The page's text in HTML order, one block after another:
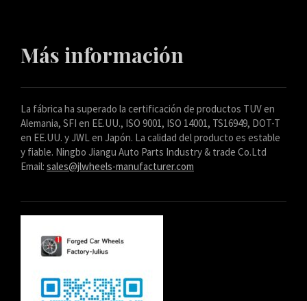
Más información
La fábrica ha superado la certificación de productos TUV en
Alemania, SFI en EE.UU., ISO 9001, ISO 14001, TS16949, DOT-T
en EE.UU. y JWL en Japón. La calidad del producto es estable
y fiable. Ningbo Jiangu Auto Parts Industry & trade Co.Ltd
Email: sales@jlwheels-manufacturer.com